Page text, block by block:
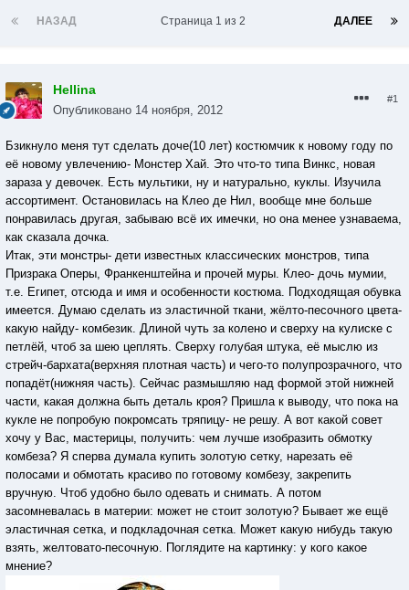
НАЗАД ДАЛЕЕ
Страница 1 из 2
Hellina
Опубликовано 14 ноября, 2012
#1
Бзикнуло меня тут сделать доче(10 лет) костюмчик к новому году по
её новому увлечению- Монстер Хай. Это что-то типа Винкс, новая
зараза у девочек. Есть мультики, ну и натурально, куклы. Изучила
ассортимент. Остановилась на Клео де Нил, вообще мне больше
понравилась другая, забываю всё их имечки, но она менее узнаваема,
как сказала дочка.
Итак, эти монстры- дети известных классических монстров, типа
Призрака Оперы, Франкенштейна и прочей муры. Клео- дочь мумии,
т.е. Египет, отсюда и имя и особенности костюма. Подходящая обувка
имеется. Думаю сделать из эластичной ткани, жёлто-песочного цвета-
какую найду- комбезик. Длиной чуть за колено и сверху на кулиске с
петлёй, чтоб за шею цеплять. Сверху голубая штука, её мыслю из
стрейч-бархата(верхняя плотная часть) и чего-то полупрозрачного, что
попадёт(нижняя часть). Сейчас размышляю над формой этой нижней
части, какая должна быть деталь кроя? Пришла к выводу, что пока на
кукле не попробую покромсать тряпицу- не решу. А вот какой совет
хочу у Вас, мастерицы, получить: чем лучше изобразить обмотку
комбеза? Я сперва думала купить золотую сетку, нарезать её
полосами и обмотать красиво по готовому комбезу, закрепить
вручную. Чтоб удобно было одевать и снимать. А потом
засомневалась в материи: может не стоит золотую? Бывает же ещё
эластичная сетка, и подкладочная сетка. Может какую нибудь такую
взять, желтовато-песочную. Поглядите на картинку: у кого какое
мнение?